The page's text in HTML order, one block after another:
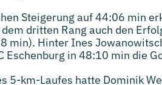
Steigerung auf 44:06 min
dritten Rang auch den
min). Hinter Ines
Eschenburg in 48:10 min die
5-km-Laufes hatte Dominik